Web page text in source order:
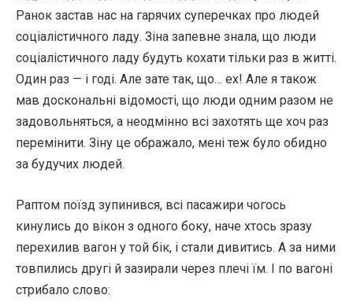
Ранок застав нас на гарячих суперечках про людей
соціалістичного ладу. Зіна запевне знала, що люди
соціалістичного ладу будуть кохати тільки раз в житті.
Один раз — і годі. Але зате так, що… ех! Але я також
мав доскональні відомості, що люди одним разом не
задовольняться, а неодмінно всі захотять ще хоч раз
перемінити. Зіну це ображало, мені теж було обидно
за будучих людей.
Раптом поїзд зупинився, всі пасажири чогось
кинулись до вікон з одного боку, наче хтось зразу
перехилив вагон у той бік, і стали дивитись. А за ними
товпились другі й зазирали через плечі їм. І по вагоні
стрибало слово: